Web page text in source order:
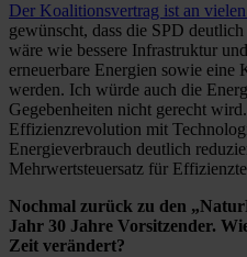
Der Koalitionsvertrag ist an
gewünscht, dass die SPD
wäre wie bessere Infrastruktur
erneuerbare Energien sowie eine
werden. Ich würde auch die
Gegebenheiten nicht gerecht
Effizienzrevolution mit
Energieverbrauch deutlich
Mehrwertsteuersatz für
Nochmal zurück zu den
Jahr 30 Jahre Vorsitzender.
Zeit verändert?